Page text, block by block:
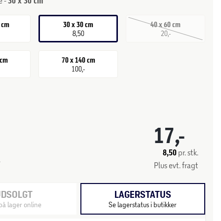
30 x 30 cm
8,50
40 x 60 cm
20,-
70 x 140 cm
100,-
17,-
8,50pr. stk.
Plus evt. fragt
lager online
LAGERSTATUS
Se lagerstatus i butikker